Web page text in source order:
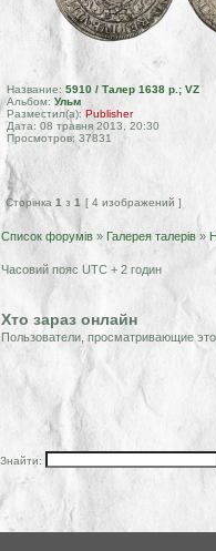
Название: 5910 / Талер 1638 р.; VZ
Альбом: Ульм
Разместил(а): Publisher
Дата: 08 травня 2013, 20:30
Просмотров: 37831
Сторінка 1 з 1 [ 4 изображений ]
Список форумів » Галерея талерів »
Часовий пояс UTC + 2 годин
Хто зараз онлайн
Пользователи, просматривающие
Знайти: